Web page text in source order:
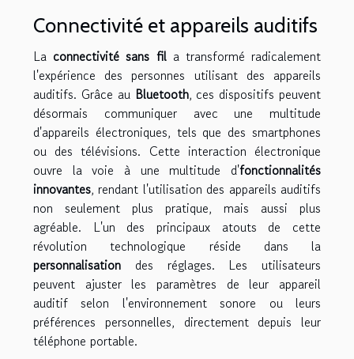
Connectivité et appareils auditifs
La connectivité sans fila transformé radicalement
l'expérience des personnes utilisant des appareils
auditifs. Grâce au Bluetooth, ces dispositifs peuvent
désormais communiquer avec une multitude
d'appareils électroniques, tels que des smartphones
ou des télévisions. Cette interaction électronique
ouvre la voie à une multitude d'fonctionnalités
innovantes, rendant l'utilisation des appareils auditifs
non seulement plus pratique, mais aussi plus
agréable. L'un des principaux atouts de cette
révolution technologique réside dans la
personnalisation des réglages. Les utilisateurs
peuvent ajuster les paramètres de leur appareil
auditif selon l'environnement sonore ou leurs
préférences personnelles, directement depuis leur
téléphone portable.